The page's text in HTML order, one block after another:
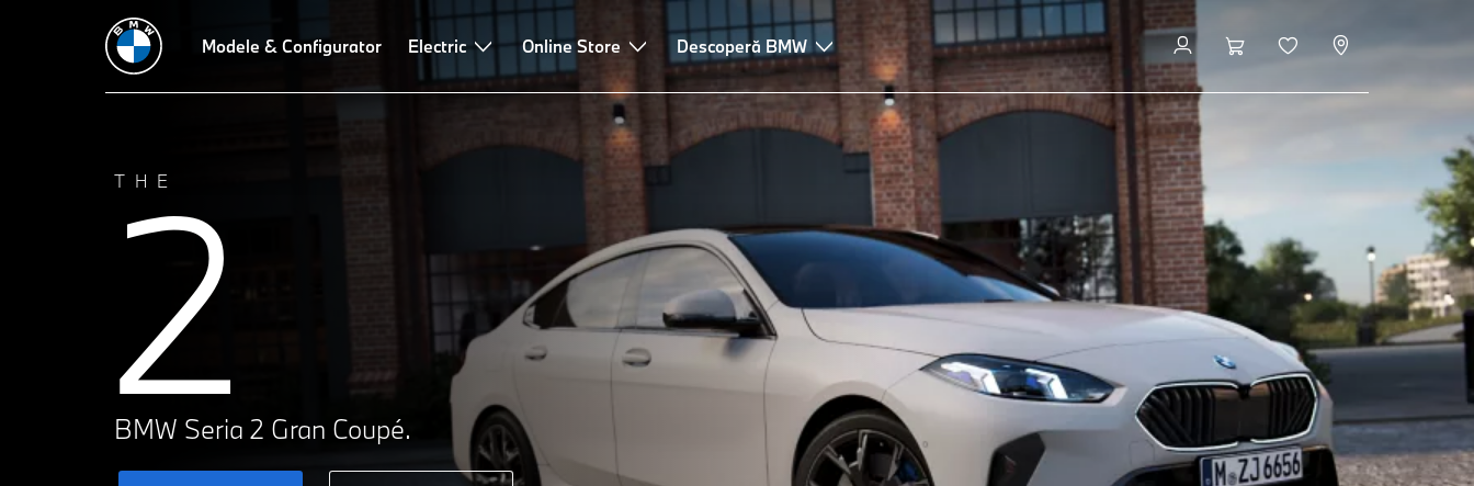
Modele & Configurator Electric Online Store Descoperă BMW
THE
2
BMW Seria 2 Gran Coupé.
Date tehnice Design Tehnologii Dinamică de condus Recomandări și servicii Configurator și preț